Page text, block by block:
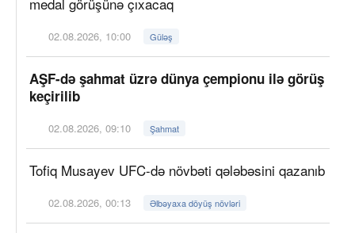
02.08.2026, 10:00 Güləş
AŞF-də şahmat üzrə dünya çempionu ilə görüş
keçirilib
02.08.2026, 09:10 Şahmat
Tofiq Musayev UFC-də növbəti qələbəsini qazanıb
02.08.2026, 00:13 Əlbəyaxa döyüş növləri